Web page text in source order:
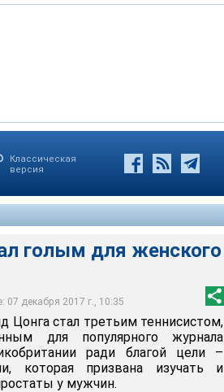
Классическая
версия
голым для женского
07 декабря 2017 г., 10:35
журнала ради благой цели
Цонга стал третьим теннисистом,
для популярного журнала
ради благой цели –
которая призвана изучать и
у мужчин.